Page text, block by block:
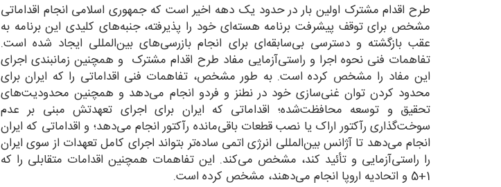
طرح اقدام مشترک اولین بار در حدود یک دهه اخیر است که جمهوری اسلامی انجام اقداماتی
مشخص برای توقف پیشرفت برنامه هسته‌ای خود را پذیرفته، جنبه‌های کلیدی این برنامه به
عقب بازگشته و دسترسی بی‌سابقه‌ای برای انجام بازرسی‌های بین‌المللی ایجاد شده است.
تفاهمات فنی نحوه اجرا و راستی‌آزمایی مفاد طرح اقدام مشترک و همچنین زمانبندی اجرای
این مفاد را مشخص کرده است. به طور مشخص، تفاهمات فنی اقداماتی را که ایران برای
محدود کردن توان غنی‌سازی خود در نطنز و فردو انجام می‌دهد و همچنین محدودیت‌های
تحقیق و توسعه محافظت‌شده؛ اقداماتی که ایران برای اجرای تعهدتش مبنی بر عدم
سوخت‌گذاری رآکتور اراک یا نصب قطعات باقی‌مانده رآکتور انجام می‌دهد؛ و اقداماتی که ایران
انجام می‌دهد تا آژانس‌ بین‌المللی انرژی اتمی ساده‌تر بتواند اجرای کامل تعهدات از سوی ایران
را راستی‌آزمایی و تأئید کند، مشخص می‌کند. این تفاهمات همچنین اقدامات متقابلی را که
1+5 و اتحادیه اروپا انجام می‌دهند، مشخص کرده است.